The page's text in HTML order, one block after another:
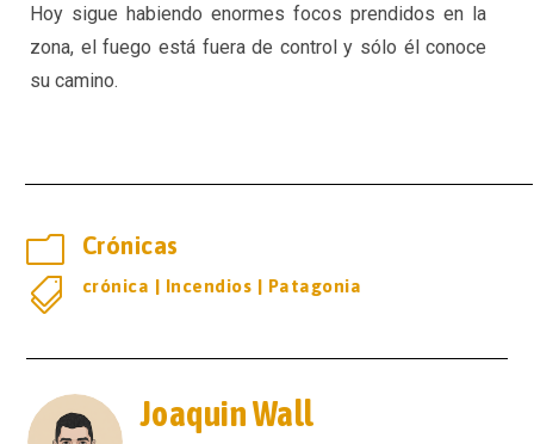
Hoy sigue habiendo enormes focos prendidos en la
zona, el fuego está fuera de control y sólo él conoce
su camino.
m Crónicas
 crónica | Incendios | Patagonia
Joaquin Wall